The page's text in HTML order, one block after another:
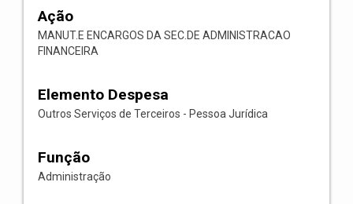
Ação
MANUT.E ENCARGOS DA SEC.DE ADMINISTRACAO
FINANCEIRA
Elemento Despesa
Outros Serviços de Terceiros - Pessoa Jurídica
Função
Administração